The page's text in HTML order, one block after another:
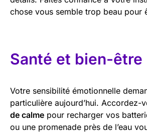
chose vous semble trop beau pour
Santé et bien-être
Votre sensibilité émotionnelle
particulière aujourd’hui. Accordez-
de calme pour recharger vos
ou une promenade près de l’eau